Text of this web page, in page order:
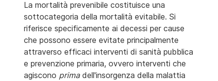
La mortalità prevenibile costituisce una
sottocategoria della mortalità evitabile. Si
riferisce specificamente ai decessi per cause
che possono essere evitate principalmente
attraverso efficaci interventi di sanità pubblica
e prevenzione primaria, ovvero interventi che
agiscono primadell'insorgenza della malattia